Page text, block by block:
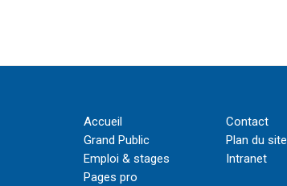
Accueil
Grand Public
Emploi & stages
Pages pro
Contact
Plan du site
Intranet